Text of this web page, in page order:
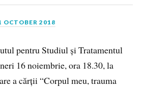
OCTOBER 2018
pentru Studiul și Tratamentul
16 noiembrie, ora 18.30, la
a cărții “Corpul meu, trauma